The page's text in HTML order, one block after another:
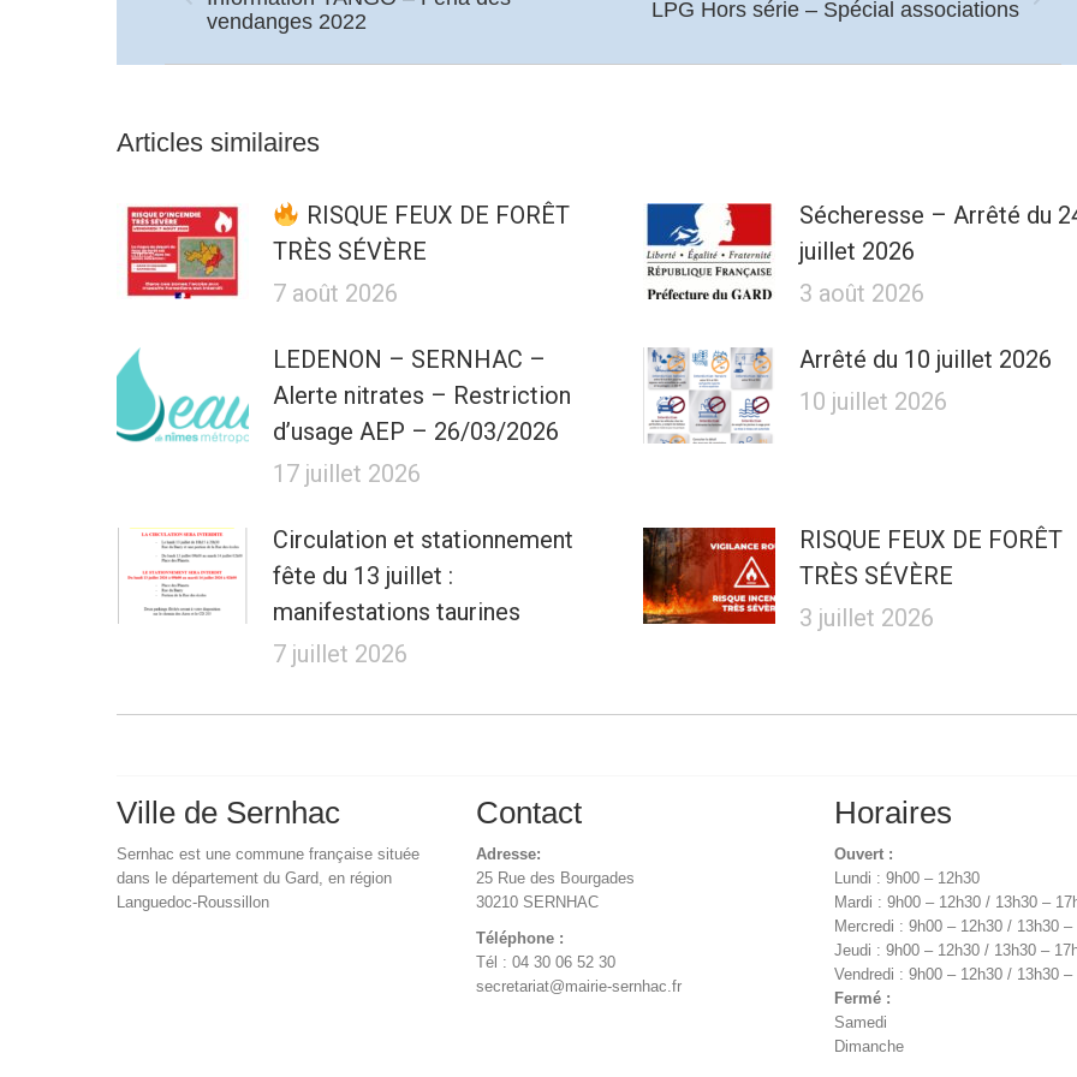
précédent
vendanges 2022
LPG Hors série – Spécial associations
Articles similaires
RISQUE FEUX DE FORÊT
TRÈS SÉVÈRE
7 août 2026
Sécheresse – Arrêté du
juillet 2026
3 août 2026
LEDENON – SERNHAC –
Alerte nitrates – Restriction
d’usage AEP – 26/03/2026
17 juillet 2026
Arrêté du 10 juillet 2026
10 juillet 2026
Circulation et stationnement
fête du 13 juillet :
manifestations taurines
7 juillet 2026
RISQUE FEUX DE FORÊT
TRÈS SÉVÈRE
3 juillet 2026
Ville de Sernhac
Sernhac est une commune française située
dans le département du Gard, en région
Languedoc-Roussillon
Contact
Adresse:
25 Rue des Bourgades
30210 SERNHAC
Téléphone :
Tél : 04 30 06 52 30
secretariat@mairie-sernhac.fr
Horaires
Ouvert :
Lundi : 9h00 – 12h30
Mardi : 9h00 – 12h30 / 13h30 –
Mercredi : 9h00 – 12h30 / 13h30 –
Jeudi : 9h00 – 12h30 / 13h30 –
Vendredi : 9h00 – 12h30 / 13h30 –
Fermé :
Samedi
Dimanche